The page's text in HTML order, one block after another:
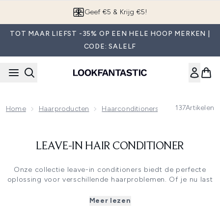
Geef €5 & Krijg €5!
TOT MAAR LIEFST -35% OP EEN HELE HOOP MERKEN |
CODE: SALELF
Home Haarproducten Haarconditioners Leave-In Hair
137Artikelen
LEAVE-IN HAIR CONDITIONER
Onze collectie leave-in conditioners biedt de perfecte
oplossing voor verschillende haarproblemen. Of je nu last
wij hebben de juiste producten om je haar nieuw leven in
Meer lezen